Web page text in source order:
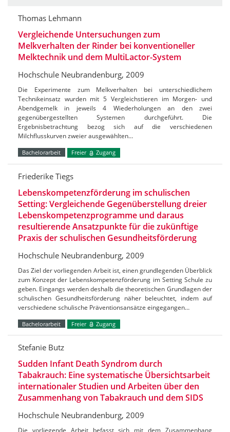
Thomas Lehmann
Vergleichende Untersuchungen zum
Melkverhalten der Rinder bei konventioneller
Melktechnik und dem MultiLactor-System
Hochschule Neubrandenburg, 2009
Die Experimente zum Melkverhalten bei unterschiedlichem
Technikeinsatz wurden mit 5 Vergleichstieren im Morgen- und
Abendgemelk in jeweils 4 Wiederholungen an den zwei
gegenübergestellten Systemen durchgeführt. Die
Ergebnisbetrachtung bezog sich auf die verschiedenen
Milchflusskurven zweier ausgewählten…
Bachelorarbeit Freier Zugang
Friederike Tiegs
Lebenskompetenzförderung im schulischen
Setting: Vergleichende Gegenüberstellung dreier
Lebenskompetenzprogramme und daraus
resultierende Ansatzpunkte für die zukünftige
Praxis der schulischen Gesundheitsförderung
Hochschule Neubrandenburg, 2009
Das Ziel der vorliegenden Arbeit ist, einen grundlegenden Überblick
zum Konzept der Lebenskompetenzförderung im Setting Schule zu
geben. Eingangs werden deshalb die theoretischen Grundlagen der
schulischen Gesundheitsförderung näher beleuchtet, indem auf
verschiedene schulische Präventionsansätze eingegangen…
Bachelorarbeit Freier Zugang
Stefanie Butz
Sudden Infant Death Syndrom durch
Tabakrauch: Eine systematische Übersichtsarbeit
internationaler Studien und Arbeiten über den
Zusammenhang von Tabakrauch und dem SIDS
Hochschule Neubrandenburg, 2009
Die vorliegende Arbeit befasst sich mit dem Zusammenhang